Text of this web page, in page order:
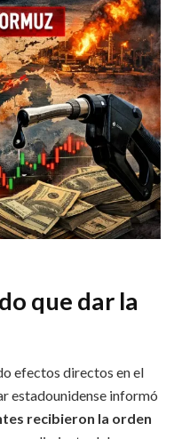
que dar la
efectos directos en el
estadounidense informó
recibieron la orden